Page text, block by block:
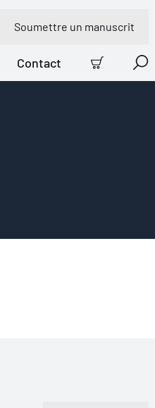
Soumettre un manuscrit
Contact
Panier